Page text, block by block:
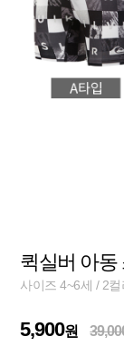
퀵실버 아동
사이즈 4~6세 / 2컬
5,900원